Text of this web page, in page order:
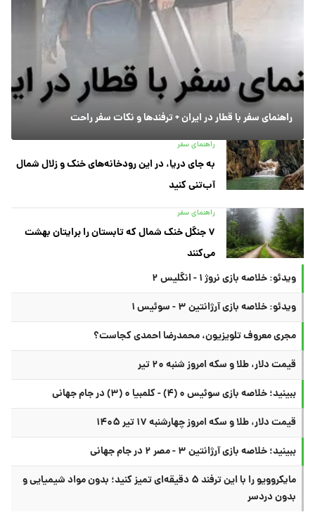
راهنمای سفر با قطار در ایران + ترفندها و نکات سفر راحت
راهنمای سفر
به جای دریا، در این رودخانه‌های خنک و زلال شمال
آب‌تنی کنید
راهنمای سفر
۷ جنگل خنک شمال که تابستان را برایتان بهشت
می‌کنند
ویدئو: خلاصه بازی نروژ ۱ - انگلیس ۲
ویدئو: خلاصه بازی آرژانتین ۳ - سوئیس ۱
مجری معروف تلویزیون، محمدرضا احمدی کجاست؟
قیمت دلار، طلا و سکه امروز شنبه ۲۰ تیر
ببینید؛ خلاصه بازی سوئیس ۰ (۴) - کلمبیا ۰ (۳) در جام جهانی
قیمت دلار، طلا و سکه امروز چهارشنبه ۱۷ تیر ۱۴۰۵
ببینید؛ خلاصه بازی آرژانتین ۳ - مصر ۲ در جام جهانی
مایکروویو را با این ترفند ۵ دقیقه‌ای تمیز کنید؛ بدون مواد شیمیایی و
بدون دردسر